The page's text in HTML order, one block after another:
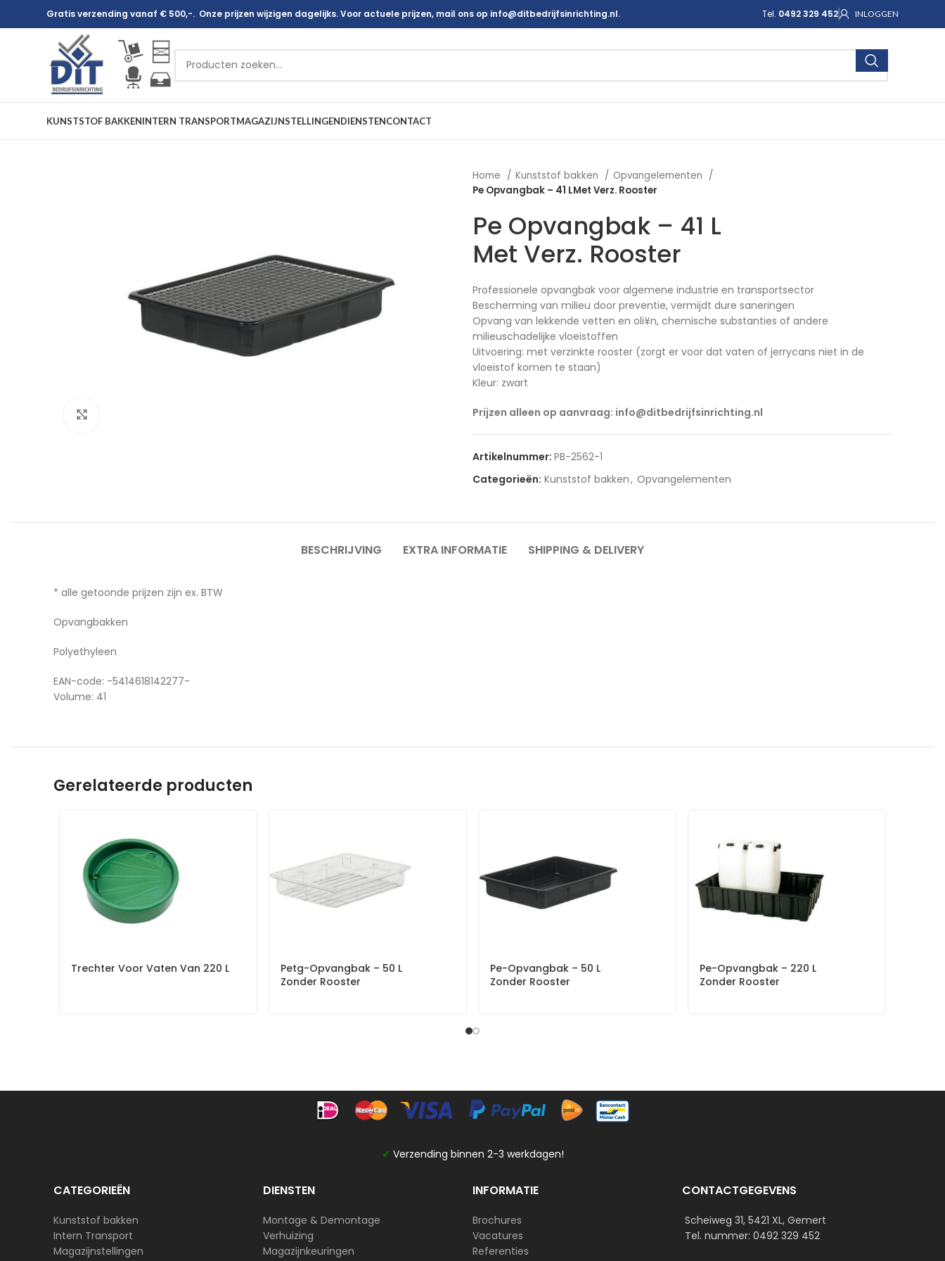
Gratis verzending vanaf € 500,-. Onze prijzen wijzigen dagelijks. Voor actuele prijzen, mail ons op info@ditbedrijfsinrichting.nl. Tel. 0492 329 452 INLOGGEN
KUNSTSTOF BAKKENINTERN TRANSPORTMAGAZIJNSTELLINGENDIENSTENCONTACT
Home Kunststof bakken
Opvangelementen
Pe Opvangbak – 41 LMet Verz. Rooster
Pe Opvangbak – 41 L
Met Verz. Rooster
Professionele opvangbak voor algemene industrie en transportsector
Bescherming van milieu door preventie, vermijdt dure saneringen
Opvang van lekkende vetten en oli¥n, chemische substanties of andere
milieuschadelijke vloeistoffen
Uitvoering: met verzinkte rooster (zorgt er voor dat vaten of jerrycans niet in de
vloeistof komen te staan)
Kleur: zwart
Prijzen alleen op aanvraag: info@ditbedrijfsinrichting.nl
Artikelnummer: PB-2562-1
Categorieën: Kunststof bakken, Opvangelementen
BESCHRIJVING EXTRA INFORMATIE SHIPPING & DELIVERY
* alle getoonde prijzen zijn ex. BTW
Opvangbakken
Polyethyleen
EAN-code: -5414618142277-
Volume: 41
Gerelateerde producten
Trechter Voor Vaten Van 220 L
Petg-Opvangbak – 50 L
Zonder Rooster
Pe-Opvangbak – 50 L
Zonder Rooster
Pe-Opvangbak – 220 L
Zonder Rooster
✓ Verzending binnen 2-3 werkdagen!
CATEGORIEËN
Kunststof bakken
Intern Transport
Magazijnstellingen
DIENSTEN
Montage & Demontage
Verhuizing
Magazijnkeuringen
INFORMATIE
Brochures
Vacatures
Referenties
CONTACTGEGEVENS
Scheiweg 31, 5421 XL, Gemert
Tel. nummer: 0492 329 452